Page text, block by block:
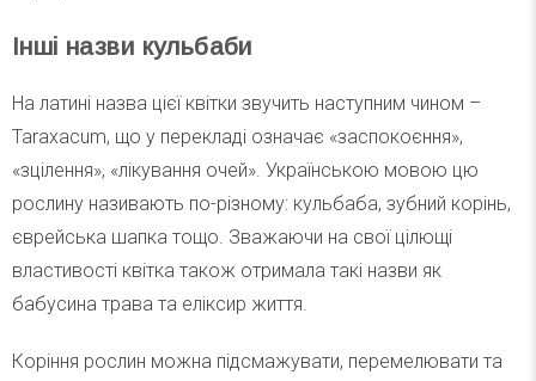
Інші назви кульбаби
На латині назва цієї квітки звучить наступним чином –
Taraxacum, що у перекладі означає «заспокоєння»,
«зцілення», «лікування очей». Українською мовою цю
рослину називають по-різному: кульбаба, зубний корінь,
єврейська шапка тощо. Зважаючи на свої цілющі
властивості квітка також отримала такі назви як
бабусина трава та еліксир життя.
Коріння рослин можна підсмажувати, перемелювати та